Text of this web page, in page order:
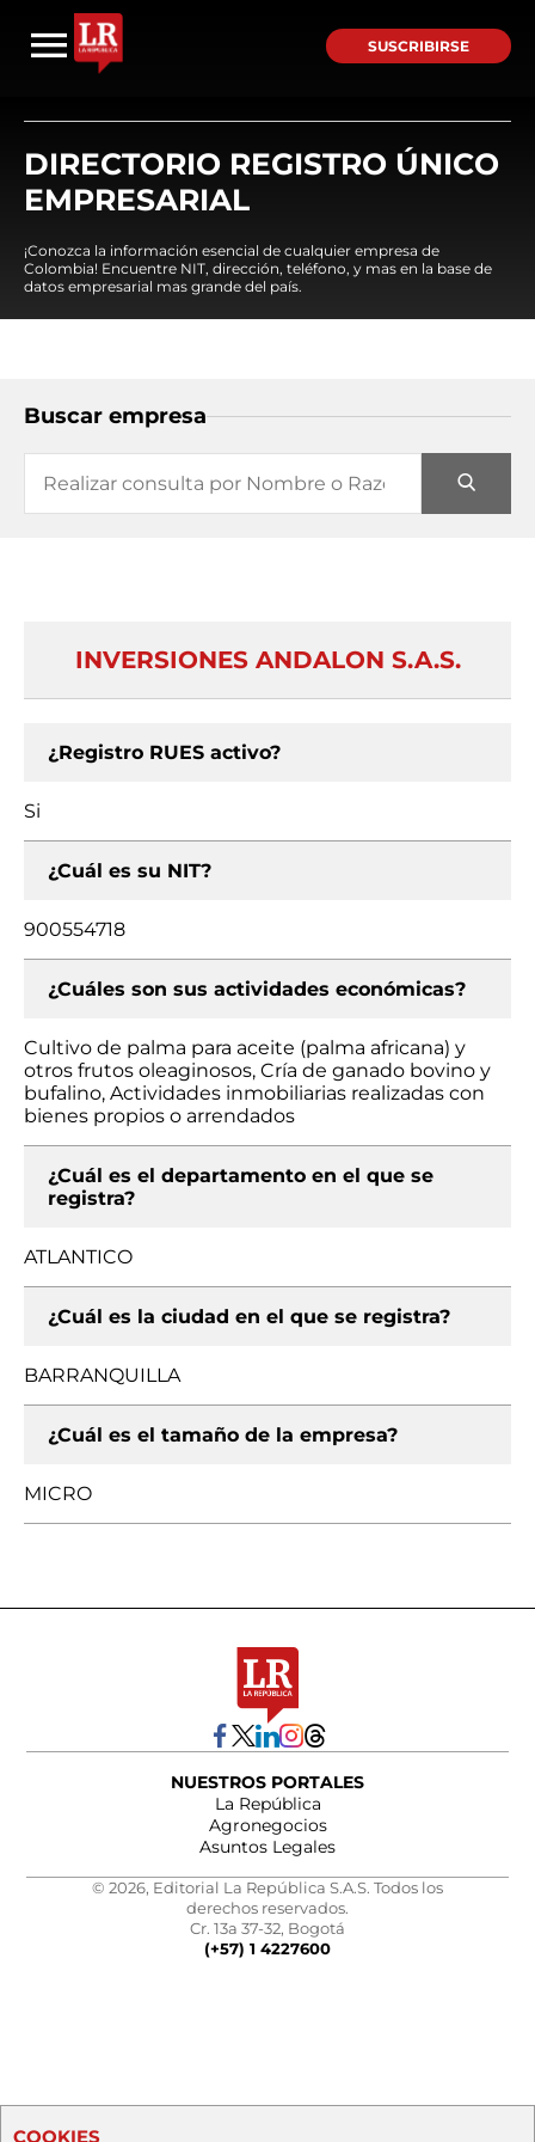
SUSCRIBIRSE
DIRECTORIO REGISTRO ÚNICO
EMPRESARIAL
¡Conozca la información esencial de cualquier empresa de
Colombia! Encuentre NIT, dirección, teléfono, y mas en la base de
datos empresarial mas grande del país.
Buscar empresa
INVERSIONES ANDALON S.A.S.
¿Registro RUES activo?
Si
¿Cuál es su NIT?
900554718
¿Cuáles son sus actividades económicas?
Cultivo de palma para aceite (palma africana) y
otros frutos oleaginosos, Cría de ganado bovino y
bufalino, Actividades inmobiliarias realizadas con
bienes propios o arrendados
¿Cuál es el departamento en el que se
registra?
ATLANTICO
¿Cuál es la ciudad en el que se registra?
BARRANQUILLA
¿Cuál es el tamaño de la empresa?
MICRO
NUESTROS PORTALES
La República
Agronegocios
Asuntos Legales
© 2026, Editorial La República S.A.S. Todos los
derechos reservados.
Cr. 13a 37-32, Bogotá
(+57) 1 4227600
COOKIES